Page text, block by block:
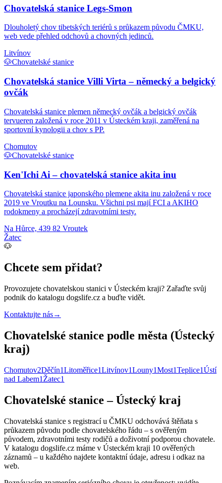
Chovatelská stanice Legs-Smon
Dlouholetý chov tibetských teriérů s průkazem původu ČMKU,
web vede přehled odchovů a chovných jedinců.
Litvínov
🐶Chovatelské stanice
Chovatelská stanice Villi Virta – německý a belgický
ovčák
Chovatelská stanice plemen německý ovčák a belgický ovčák
tervueren založená v roce 2011 v Ústeckém kraji, zaměřená na
sportovní kynologii a chov s PP.
Chomutov
🐶Chovatelské stanice
Ken'Ichi Ai – chovatelská stanice akita inu
Chovatelská stanice japonského plemene akita inu založená v roce
2019 ve Vroutku na Lounsku. Všichni psi mají FCI a AKIHO
rodokmeny a procházejí zdravotními testy.
Na Hůrce, 439 82 Vroutek
Žatec
🐶
Chcete sem přidat?
Provozujete chovatelskou stanici v Ústeckém kraji? Zařaďte svůj
podnik do katalogu dogslife.cz a buďte vidět.
Kontaktujte nás→
Chovatelské stanice podle města (Ústecký
kraj)
Chomutov2Děčín1Litoměřice1Litvínov1Louny1Most1Teplice1Ústí
nad Labem1 Žatec1
Chovatelské stanice – Ústecký kraj
Chovatelská stanice s registrací u ČMKU odchovává štěňata s
průkazem původu podle chovatelského řádu – s ověřeným
původem, zdravotními testy rodičů a doživotní podporou chovatele.
V katalogu dogslife.cz máme v Ústeckém kraji 10 ověřených
záznamů – u každého najdete kontaktní údaje, adresu i odkaz na
web.